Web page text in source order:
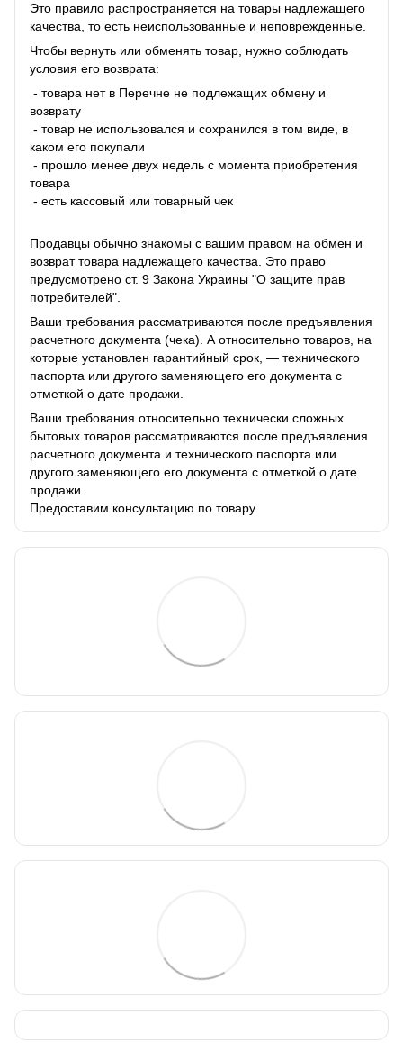
Это правило распространяется на товары надлежащего
качества, то есть неиспользованные и неповрежденные.
Чтобы вернуть или обменять товар, нужно соблюдать
условия его возврата:
- товара нет в Перечне не подлежащих обмену и
возврату
- товар не использовался и сохранился в том виде, в
каком его покупали
- прошло менее двух недель с момента приобретения
товара
- есть кассовый или товарный чек
Продавцы обычно знакомы с вашим правом на обмен и
возврат товара надлежащего качества. Это право
предусмотрено ст. 9 Закона Украины "О защите прав
потребителей".
Ваши требования рассматриваются после предъявления
расчетного документа (чека). А относительно товаров, на
которые установлен гарантийный срок, — технического
паспорта или другого заменяющего его документа с
отметкой о дате продажи.
Ваши требования относительно технически сложных
бытовых товаров рассматриваются после предъявления
расчетного документа и технического паспорта или
другого заменяющего его документа с отметкой о дате
продажи.
Предоставим консультацию по товару